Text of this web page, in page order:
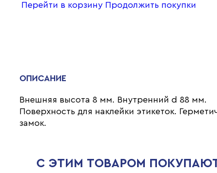
Перейти в корзину Продолжить покупки
ОПИСАНИЕ
Внешняя высота 8 мм. Внутренний d 88 мм.
Поверхность для наклейки этикеток.
замок.
С ЭТИМ ТОВАРОМ